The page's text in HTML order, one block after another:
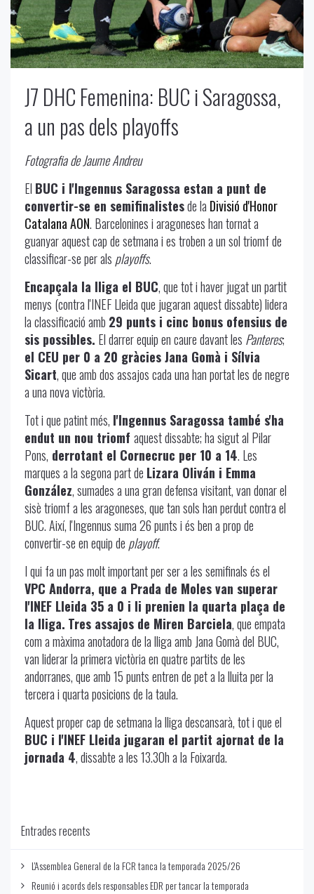
J7 DHC Femenina: BUC i Saragossa,
a un pas dels playoffs
Fotografia de Jaume Andreu
El BUC i l'Ingennus Saragossa estan a punt de
convertir-se en semifinalistesde la Divisió d'Honor
Catalana AON. Barcelonines i aragoneses han tornat a
guanyar aquest cap de setmana i es troben a un sol triomf de
classificar-se per als playoffs.
Encapçala la lliga el BUC, que tot i haver jugat un partit
menys (contra l'INEF Lleida que jugaran aquest dissabte) lidera
la classificació amb 29 punts i cinc bonus ofensius de
sis possibles. El darrer equip en caure davant les Panteres;
el CEU per 0 a 20 gràcies Jana Gomà i Sílvia
Sicart, que amb dos assajos cada una han portat les de negre
a una nova victòria.
Tot i que patint més, l'Ingennus Saragossa també s'ha
endut un nou triomf aquest dissabte; ha sigut al Pilar
Pons, derrotant el Cornecruc per 10 a 14. Les
marques a la segona part de Lizara Oliván i Emma
González, sumades a una gran defensa visitant, van donar el
sisè triomf a les aragoneses, que tan sols han perdut contra el
BUC. Així, l'Ingennus suma 26 punts i és ben a prop de
convertir-se en equip de playoff.
I qui fa un pas molt important per ser a les semifinals és el
VPC Andorra, que a Prada de Moles van superar
l'INEF Lleida 35 a 0 i li prenien la quarta plaça de
la lliga. Tres assajos de Miren Barciela, que empata
com a màxima anotadora de la lliga amb Jana Gomà del BUC,
van liderar la primera victòria en quatre partits de les
andorranes, que amb 15 punts entren de pet a la lluita per la
tercera i quarta posicions de la taula.
Aquest proper cap de setmana la lliga descansarà, tot i que el
BUC i l'INEF Lleida jugaran el partit ajornat de la
jornada 4, dissabte a les 13.30h a la Foixarda.
Entrades recents
L'Assemblea General de la FCR tanca la temporada 2025/26
Reunió i acords dels responsables EDR per tancar la temporada